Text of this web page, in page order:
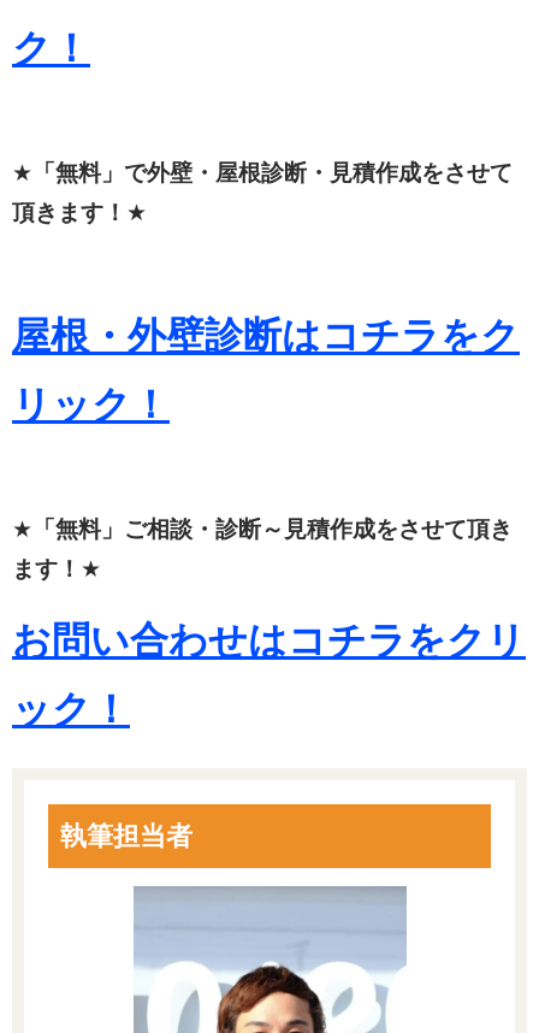
ク！
★ 「無料」で外壁・屋根診断・見積作成をさせて
頂きます！ ★
屋根・外壁診断はコチラをク
リック！
★ 「無料」ご相談・診断～見積作成をさせて頂き
ます！ ★
お問い合わせはコチラをクリ
ック！
執筆担当者